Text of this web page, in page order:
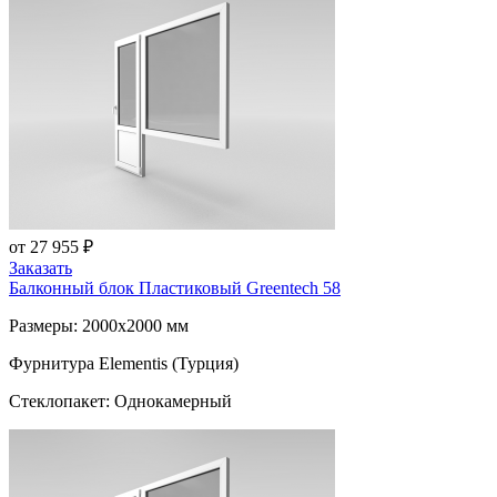
от 27 955 ₽
Заказать
Балконный блок Пластиковый Greentech 58
Размеры: 2000x2000 мм
Фурнитура Elementis (Турция)
Стеклопакет: Однокамерный